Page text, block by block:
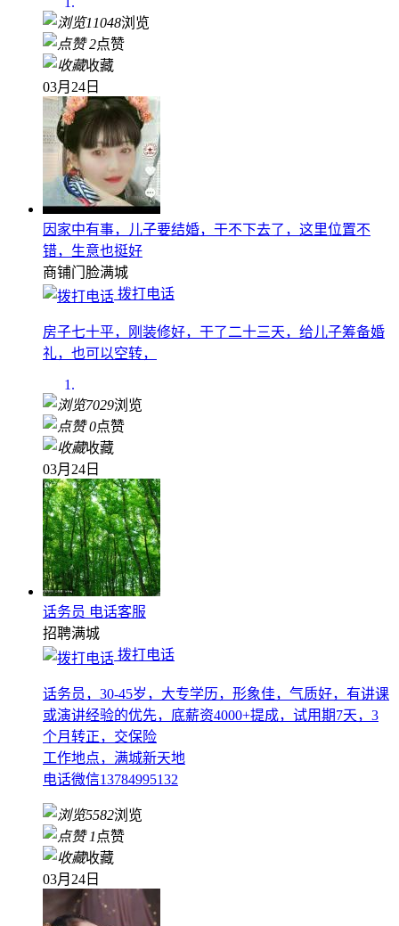
11048浏览
2点赞
收藏
03月24日
因家中有事，儿子要结婚，干不下去了，这里位置不
错，生意也挺好
商铺门脸满城
拨打电话
房子七十平，刚装修好，干了二十三天，给儿子筹备婚
礼，也可以空转，
7029浏览
0点赞
收藏
03月24日
话务员 电话客服
招聘满城
拨打电话
话务员，30-45岁，大专学历，形象佳，气质好，有讲课
或演讲经验的优先，底薪资4000+提成，试用期7天，3
个月转正，交保险
工作地点，满城新天地
电话微信13784995132
5582浏览
1 点赞
收藏
03月24日